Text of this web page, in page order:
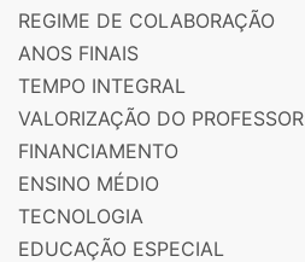
REGIME DE COLABORAÇÃO
ANOS FINAIS
TEMPO INTEGRAL
VALORIZAÇÃO DO PROFESSOR
FINANCIAMENTO
ENSINO MÉDIO
TECNOLOGIA
EDUCAÇÃO ESPECIAL